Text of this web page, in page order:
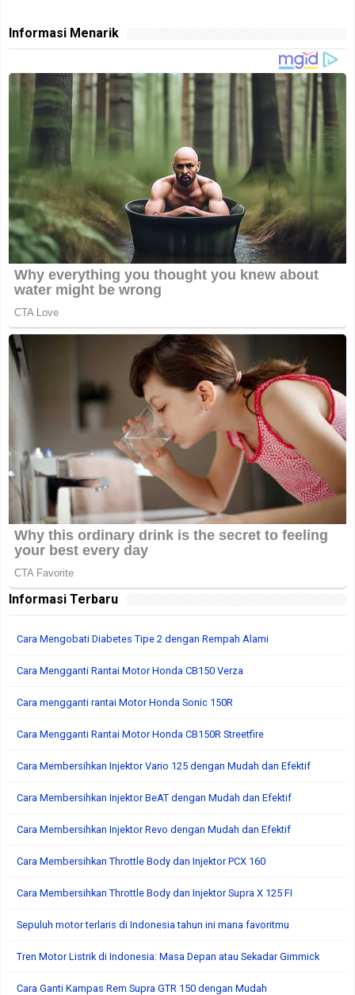
Informasi Menarik
Informasi Terbaru
Cara Mengobati Diabetes Tipe 2 dengan Rempah Alami
Cara Mengganti Rantai Motor Honda CB150 Verza
Cara mengganti rantai Motor Honda Sonic 150R
Cara Mengganti Rantai Motor Honda CB150R Streetfire
Cara Membersihkan Injektor Vario 125 dengan Mudah dan Efektif
Cara Membersihkan Injektor BeAT dengan Mudah dan Efektif
Cara Membersihkan Injektor Revo dengan Mudah dan Efektif
Cara Membersihkan Throttle Body dan Injektor PCX 160
Cara Membersihkan Throttle Body dan Injektor Supra X 125 FI
Sepuluh motor terlaris di Indonesia tahun ini mana favoritmu
Tren Motor Listrik di Indonesia: Masa Depan atau Sekadar Gimmick
Cara Ganti Kampas Rem Supra GTR 150 dengan Mudah